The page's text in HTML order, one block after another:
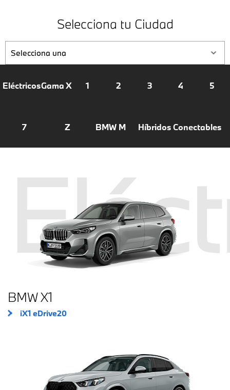
Selecciona tu Ciudad
EléctricosGama X 1 2 3 4 5
7 Z BMW M Híbridos Conectables
BMW X1
iX1 eDrive20